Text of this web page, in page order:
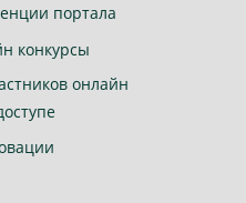
портала
конкурсы
онлайн